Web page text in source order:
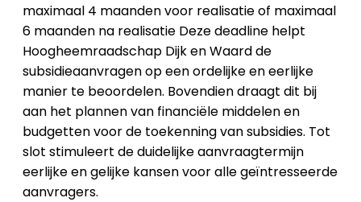
maximaal 4 maanden voor realisatie of maximaal
6 maanden na realisatie Deze deadline helpt
Hoogheemraadschap Dijk en Waard de
subsidieaanvragen op een ordelijke en eerlijke
manier te beoordelen. Bovendien draagt dit bij
aan het plannen van financiële middelen en
budgetten voor de toekenning van subsidies. Tot
slot stimuleert de duidelijke aanvraagtermijn
eerlijke en gelijke kansen voor alle geïntresseerde
aanvragers.